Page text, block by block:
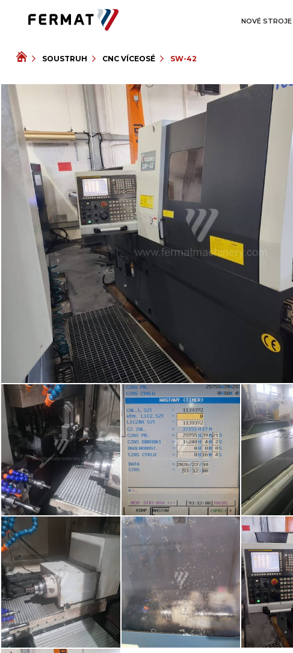
NOVÉ STROJE
SOUSTRUH CNC VÍCEOSÉ SW-42